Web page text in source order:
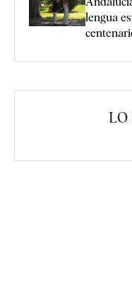
lengua
LO